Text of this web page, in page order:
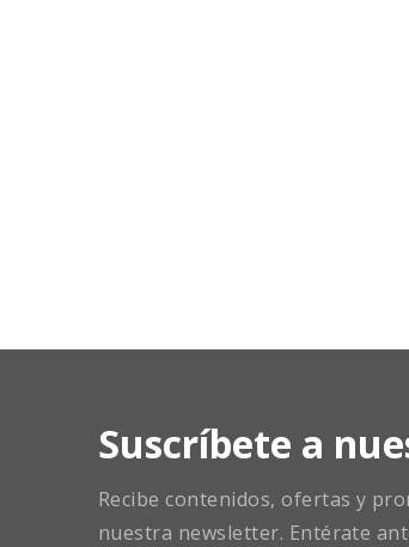
Suscríbete a
Recibe contenidos, ofertas y
nuestra newsletter. Entérate